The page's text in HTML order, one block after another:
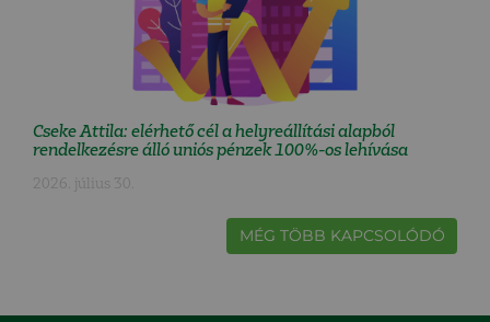
Cseke Attila: elérhető cél a helyreállítási alapból
rendelkezésre álló uniós pénzek 100%-os lehívása
2026. július 30.
MÉG TÖBB KAPCSOLÓDÓ